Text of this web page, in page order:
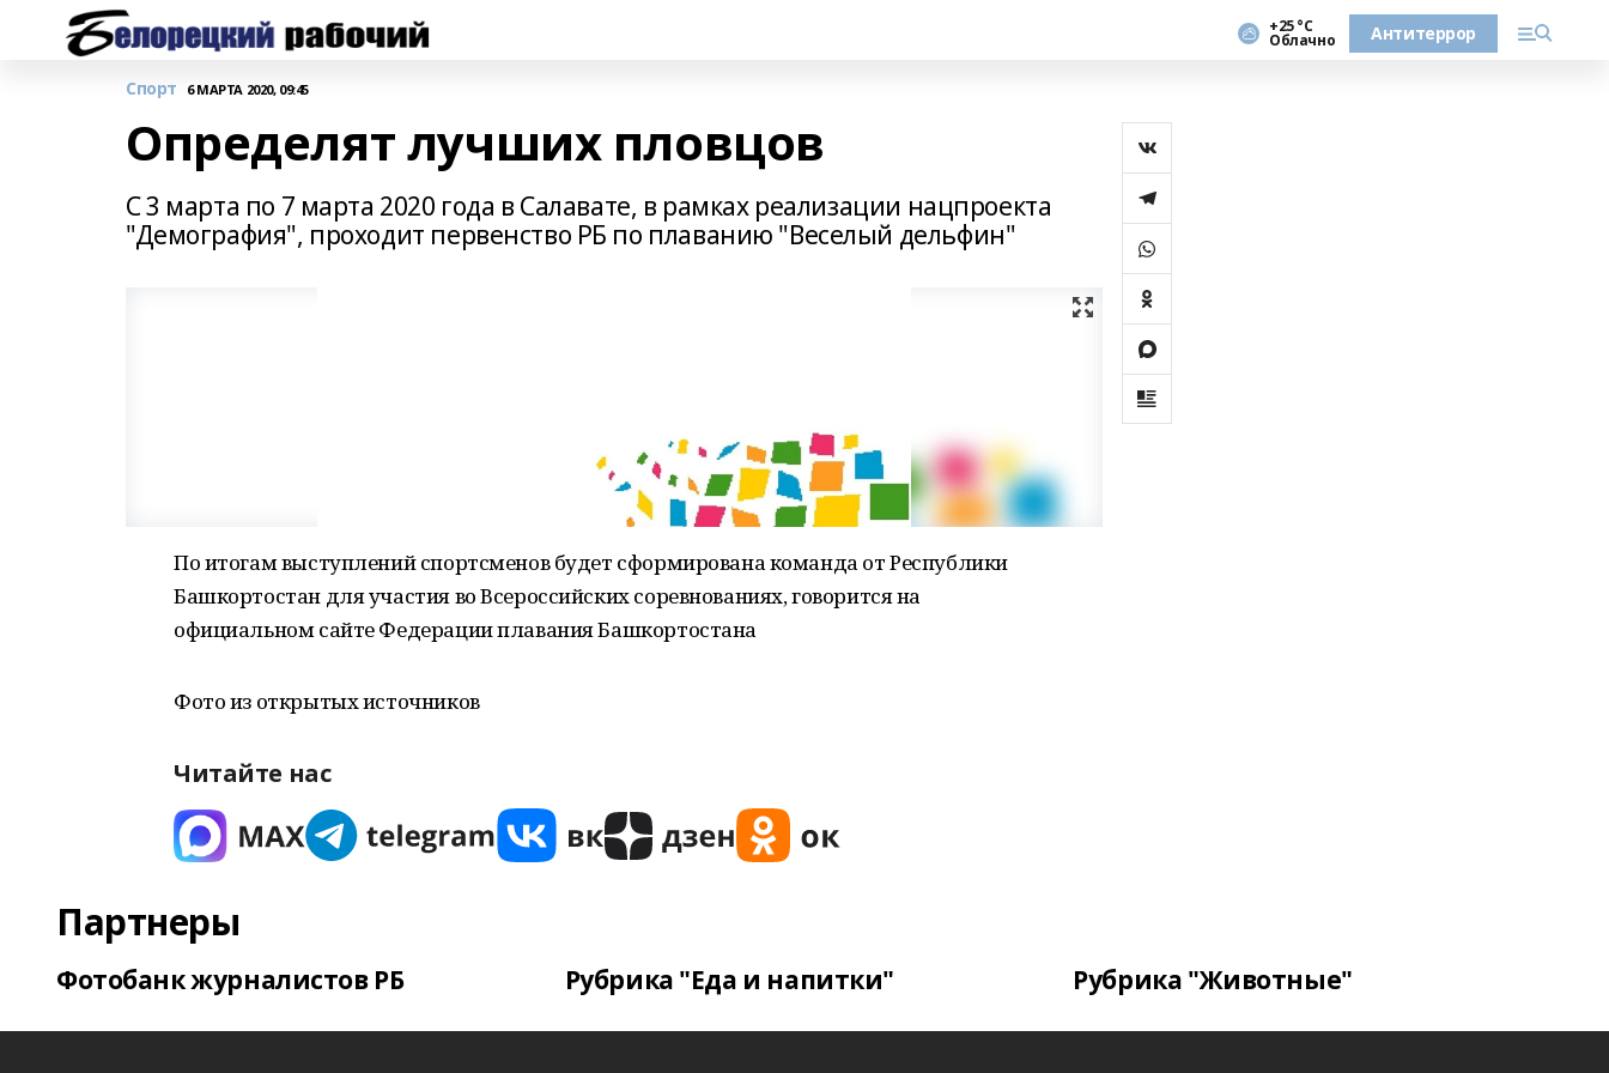
+25 °С
Облачно Антитеррор
Спорт 6 МАРТА 2020, 09:45
Определят лучших пловцов
С 3 марта по 7 марта 2020 года в Салавате, в рамках реализации нацпроекта
"Демография", проходит первенство РБ по плаванию "Веселый дельфин"
По итогам выступлений спортсменов будет сформирована команда от Республики
Башкортостан для участия во Всероссийских соревнованиях, говорится на
официальном сайте Федерации плавания Башкортостана
Фото из открытых источников
Читайте нас
Партнеры
Фотобанк журналистов РБ Рубрика "Еда и напитки" Рубрика "Животные"